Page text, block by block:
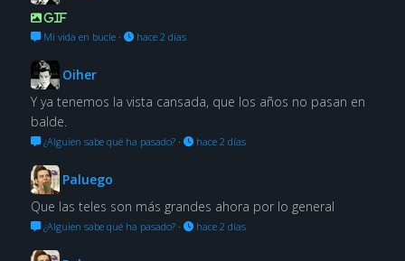
GIF
Mi vida en bucle· hace 2 días
Oiher
Y ya tenemos la vista cansada, que los años no pasan en
balde.
¿Alguien sabe qué ha pasado?· hace 2 días
Paluego
Que las teles son más grandes ahora por lo general
¿Alguien sabe qué ha pasado?· hace 2 días